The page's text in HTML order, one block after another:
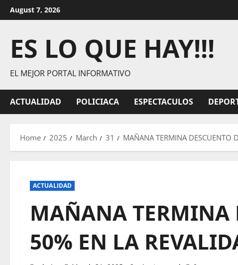
Skip
to
August 7, 2026
ES LO QUE HAY!!!
EL MEJOR PORTAL INFORMATIVO
ACTUALIDAD POLICIACA ESPECTACULOS
Home 2025 March 31 MAÑANA TERMINA DESCUENTO
ACTUALIDAD
MAÑANA TERMINA
50% EN LA